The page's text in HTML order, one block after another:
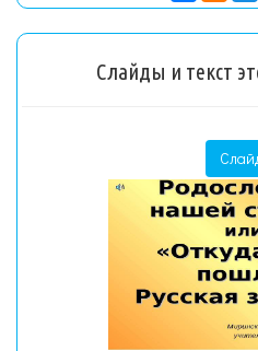
Слайды и текст